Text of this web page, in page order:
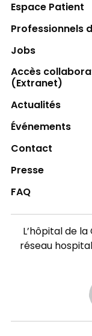
Espace Patient
Professionnels
Jobs
Accès
(Extranet)
Actualités
Événements
Contact
Presse
FAQ
L’hôpital de
réseau